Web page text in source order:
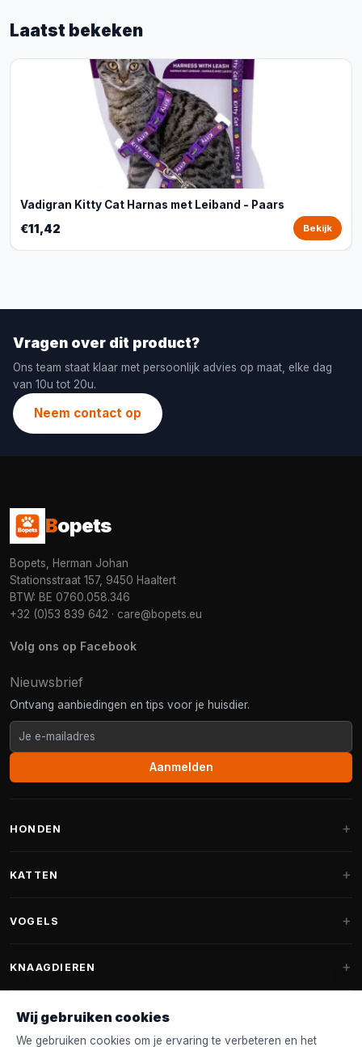
Laatst bekeken
Vadigran Kitty Cat Harnas met Leiband - Paars
€11,42 Bekijk
Vragen over dit product?
Ons team staat klaar met persoonlijk advies op maat, elke dag
van 10u tot 20u.
Neem contact op
Bopets
Bopets, Herman Johan
Stationsstraat 157, 9450 Haaltert
BTW: BE 0760.058.346
+32 (0)53 839 642 · care@bopets.eu
Volg ons op Facebook
Nieuwsbrief
Ontvang aanbiedingen en tips voor je huisdier.
Aanmelden
HONDEN
Fantail hondenmanden
Hondenspeelgoed
KATTEN
Krabpalen voor Maine Coon
VOGELS
Vogelvoer binnenvogels
Voederhuisjes
KNAAGDIEREN
Knaagdierenvoer
Wij gebruiken cookies
We gebruiken cookies om je ervaring te verbeteren en het